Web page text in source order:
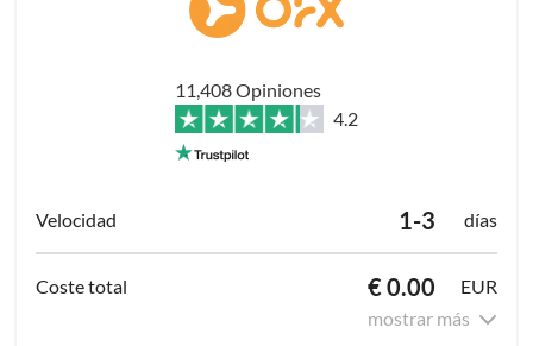
11,408 Opiniones
4.2
1-3 días
€ 0.00
EUR
mostrar más